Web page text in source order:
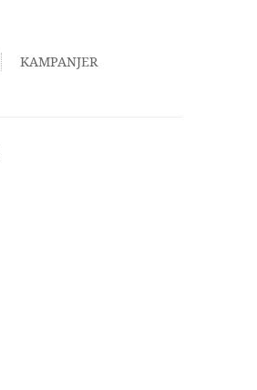
KAMPANJER